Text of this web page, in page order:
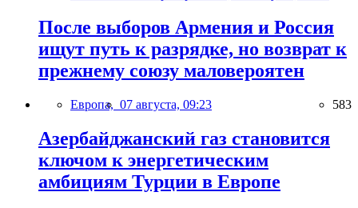
После выборов Армения и Россия
ищут путь к разрядке, но возврат к
прежнему союзу маловероятен
Европа, 07 августа, 09:23 583
Азербайджанский газ становится
ключом к энергетическим
амбициям Турции в Европе